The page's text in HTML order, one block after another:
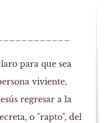
para que sea
viviente,
regresar a la
o "rapto", del